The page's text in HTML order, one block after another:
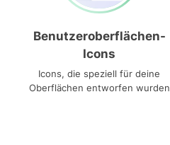
Benutzeroberflächen-
Icons
Icons, die speziell für deine
Oberflächen entworfen wurden